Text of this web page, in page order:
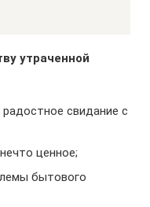
утраченной
свидание с
ценное;
бытового